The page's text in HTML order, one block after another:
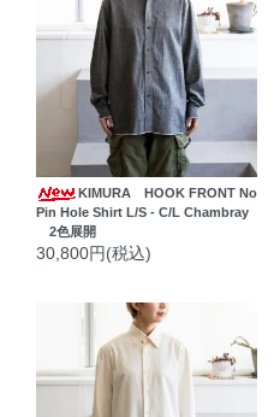
KIMURA HOOK FRONT No
Pin Hole Shirt L/S - C/L Chambray
2色展開
30,800円(税込)